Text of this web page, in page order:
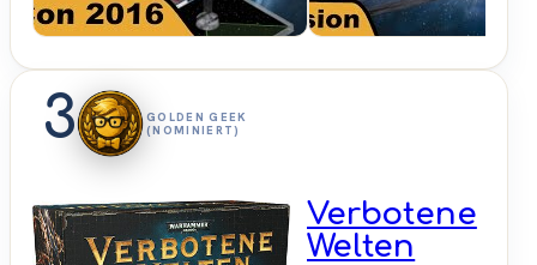
3
GOLDEN GEEK
(NOMINIERT)
Verbotene
Welten